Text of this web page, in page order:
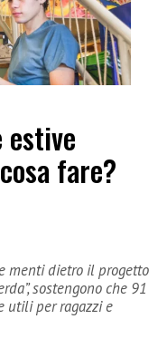
estive
fare?
menti dietro il progetto
sostengono che 91
utili per ragazzi e